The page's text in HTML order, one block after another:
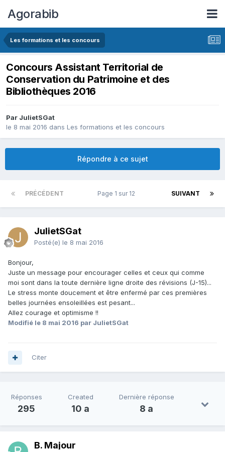
Agorabib
Les formations et les concours
Concours Assistant Territorial de
Conservation du Patrimoine et des
Bibliothèques 2016
Par JulietSGat
le 8 mai 2016 dans Les formations et les concours
Répondre à ce sujet
PRÉCÉDENT SUIVANT
Page 1 sur 12
JulietSGat
Posté(e) le 8 mai 2016
Bonjour,
Juste un message pour encourager celles et ceux qui comme
moi sont dans la toute dernière ligne droite des révisions (J-15)...
Le stress monte doucement et être enfermé par ces premières
belles journées ensoleillées est pesant...
Allez courage et optimisme !!
Modifié le 8 mai 2016 par JulietSGat
Citer
Réponses
295
Created
10 a
Dernière réponse
8 a
B. Majour